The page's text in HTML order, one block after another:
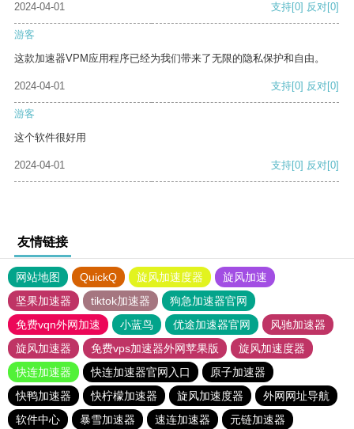
2024-04-01 支持[0] 反对[0]
游客
这款加速器VPM应用程序已经为我们带来了无限的隐私保护和自由。
2024-04-01 支持[0] 反对[0]
游客
这个软件很好用
2024-04-01 支持[0] 反对[0]
友情链接
网站地图 QuickQ 旋风加速度器
旋风加速
坚果加速器
tiktok加速器
狗急加速器官网
免费vqn外网加速
小蓝鸟 优途加速器官网
风驰加速器
旋风加速器
免费vps加速器外网苹果版
旋风加速度器
快连加速器
快连加速器官网入口
原子加速器
快鸭加速器
快柠檬加速器 旋风加速度器
外网网址导航
软件中心
暴雪加速器 速连加速器 元链加速器